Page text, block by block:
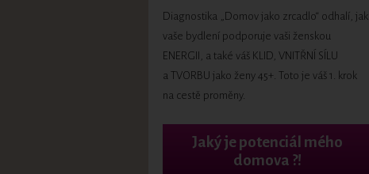
Diagnostika „Domov jako zrcadlo“ odhalí, jak
vaše bydlení podporuje vaši ženskou
ENERGII, a také váš KLID, VNITŘNÍ SÍLU
a TVORBU jako ženy 45+. Toto je váš 1. krok
na cestě proměny.
Jaký je potenciál mého
domova ?!